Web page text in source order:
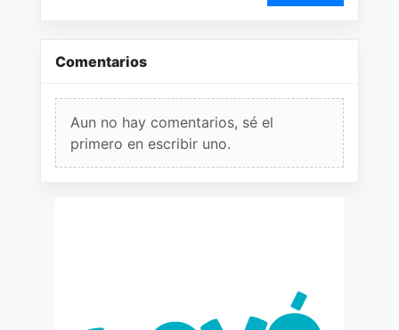
Comentarios
Aun no hay comentarios, sé el
primero en escribir uno.